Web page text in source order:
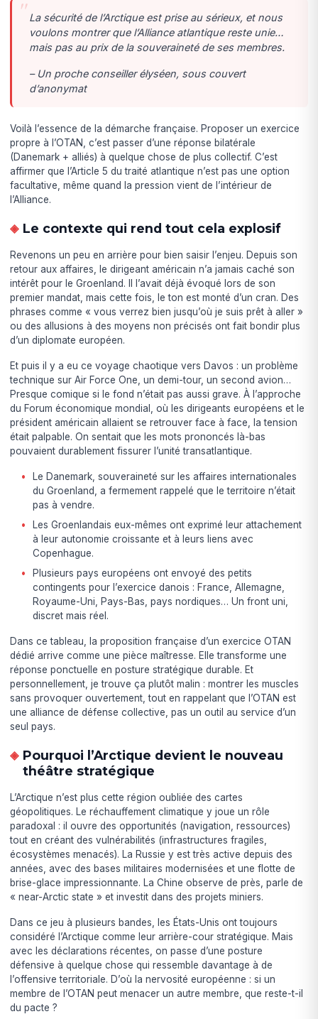
La sécurité de l’Arctique est prise au sérieux, et nous
voulons montrer que l’Alliance atlantique reste unie…
mais pas au prix de la souveraineté de ses membres.
– Un proche conseiller élyséen, sous couvert
d’anonymat
Voilà l’essence de la démarche française. Proposer un exercice
propre à l’OTAN, c’est passer d’une réponse bilatérale
(Danemark + alliés) à quelque chose de plus collectif. C’est
affirmer que l’Article 5 du traité atlantique n’est pas une option
facultative, même quand la pression vient de l’intérieur de
l’Alliance.
Le contexte qui rend tout cela explosif
Revenons un peu en arrière pour bien saisir l’enjeu. Depuis son
retour aux affaires, le dirigeant américain n’a jamais caché son
intérêt pour le Groenland. Il l’avait déjà évoqué lors de son
premier mandat, mais cette fois, le ton est monté d’un cran. Des
phrases comme « vous verrez bien jusqu’où je suis prêt à aller »
ou des allusions à des moyens non précisés ont fait bondir plus
d’un diplomate européen.
Et puis il y a eu ce voyage chaotique vers Davos : un problème
technique sur Air Force One, un demi-tour, un second avion…
Presque comique si le fond n’était pas aussi grave. À l’approche
du Forum économique mondial, où les dirigeants européens et le
président américain allaient se retrouver face à face, la tension
était palpable. On sentait que les mots prononcés là-bas
pouvaient durablement fissurer l’unité transatlantique.
Le Danemark, souveraineté sur les affaires internationales
du Groenland, a fermement rappelé que le territoire n’était
pas à vendre.
Les Groenlandais eux-mêmes ont exprimé leur attachement
à leur autonomie croissante et à leurs liens avec
Copenhague.
Plusieurs pays européens ont envoyé des petits
contingents pour l’exercice danois : France, Allemagne,
Royaume-Uni, Pays-Bas, pays nordiques… Un front uni,
discret mais réel.
Dans ce tableau, la proposition française d’un exercice OTAN
dédié arrive comme une pièce maîtresse. Elle transforme une
réponse ponctuelle en posture stratégique durable. Et
personnellement, je trouve ça plutôt malin : montrer les muscles
sans provoquer ouvertement, tout en rappelant que l’OTAN est
une alliance de défense collective, pas un outil au service d’un
seul pays.
Pourquoi l’Arctique devient le nouveau
théâtre stratégique
L’Arctique n’est plus cette région oubliée des cartes
géopolitiques. Le réchauffement climatique y joue un rôle
paradoxal : il ouvre des opportunités (navigation, ressources)
tout en créant des vulnérabilités (infrastructures fragiles,
écosystèmes menacés). La Russie y est très active depuis des
années, avec des bases militaires modernisées et une flotte de
brise-glace impressionnante. La Chine observe de près, parle de
« near-Arctic state » et investit dans des projets miniers.
Dans ce jeu à plusieurs bandes, les États-Unis ont toujours
considéré l’Arctique comme leur arrière-cour stratégique. Mais
avec les déclarations récentes, on passe d’une posture
défensive à quelque chose qui ressemble davantage à de
l’offensive territoriale. D’où la nervosité européenne : si un
membre de l’OTAN peut menacer un autre membre, que reste-t-il
du pacte ?